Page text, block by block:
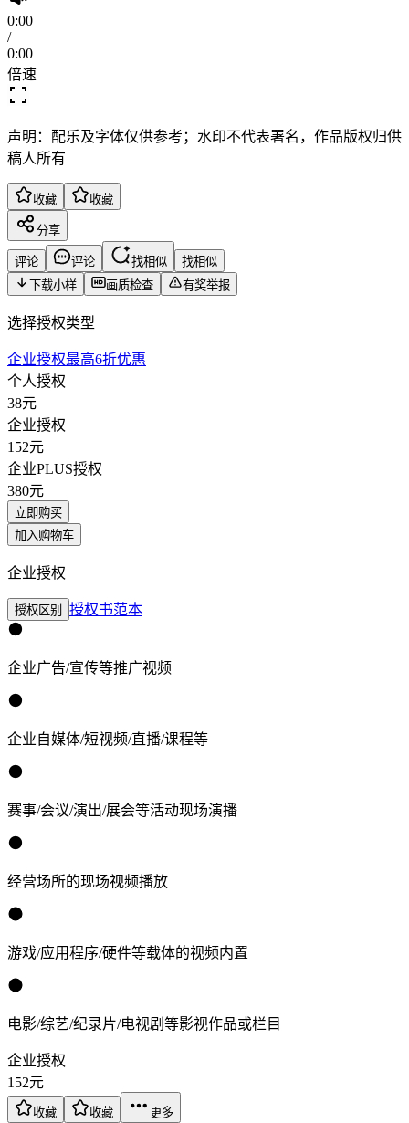
0:00
/
0:00
倍速
声明：配乐及字体仅供参考；水印不代表署名，作品版权归供
稿人所有
收藏 收藏
分享
评论 评论 找相似
找相似
下载小样
画质检查 有奖举报
选择授权类型
企业授权最高6折优惠
个人授权
38元
企业授权
152元
企业PLUS授权
380元
立即购买
加入购物车
企业授权
授权区别 授权书范本
企业广告/宣传等推广视频
企业自媒体/短视频/直播/课程等
赛事/会议/演出/展会等活动现场演播
经营场所的现场视频播放
游戏/应用程序/硬件等载体的视频内置
电影/综艺/纪录片/电视剧等影视作品或栏目
企业授权
152元
收藏 收藏 更多